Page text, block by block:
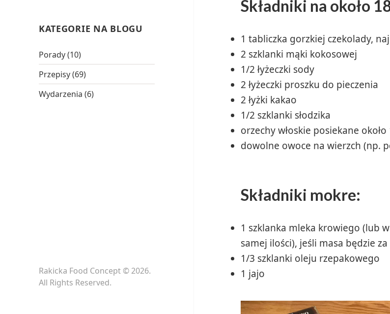
KATEGORIE NA BLOGU
Porady(10)
Przepisy(69)
Wydarzenia (6)
Rakicka Food Concept © 2026.
All Rights Reserved.
Składniki na około
1 tabliczka gorzkiej czekolady,
2 szklanki mąki kokosowej
1/2 łyżeczki sody
2 łyżeczki proszku do pieczenia
2 łyżki kakao
1/2 szklanki słodzika
orzechy włoskie posiekane
dowolne owoce na wierzch (np.
Składniki mokre:
1 szklanka mleka krowiego (lub
samej ilości), jeśli masa będzie
1/3 szklanki oleju rzepakowego
1 jajo